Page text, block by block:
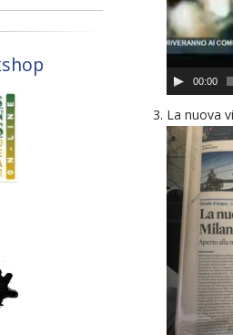
00:00
La nuova